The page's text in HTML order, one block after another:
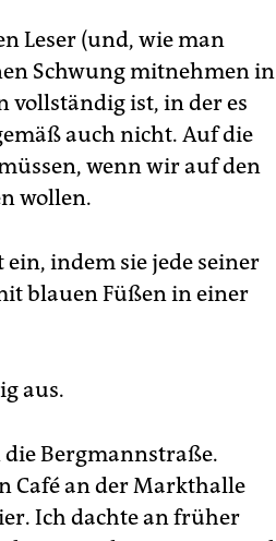
Leser (und, wie man
Schwung mitnehmen in
vollständig ist, in der es
auch nicht. Auf die
wenn wir auf den
wollen.
ein, indem sie jede seiner
blauen Füßen in einer
aus.
Bergmannstraße.
Café an der Markthalle
Ich dachte an früher